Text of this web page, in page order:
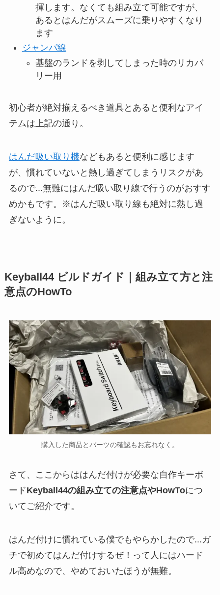
揮します。なくても組み立て可能ですが、
あるとはんだがスムーズに乗りやすくなり
ます
ジャンパ線
基盤のランドを剥してしまった時のリカバ
リー用
初心者が絶対揃えるべき道具とあると便利なアイ
テムは上記の通り。
はんだ吸い取り機などもあると便利に感じます
が、慣れていないと熱し過ぎてしまうリスクがあ
るので...無難にはんだ吸い取り線で行うのがおすす
めかもです。※はんだ吸い取り線も絶対に熱し過
ぎないように。
Keyball44 ビルドガイド｜組み立て方と注
意点のHowTo
購入した商品とパーツの確認もお忘れなく。
さて、ここからははんだ付けが必要な自作キーボ
ードKeyball44の組み立ての注意点やHowToにつ
いてご紹介です。
はんだ付けに慣れている僕でもやらかしたので...ガ
チで初めてはんだ付けするぜ！って人にはハード
ル高めなので、やめておいたほうが無難。